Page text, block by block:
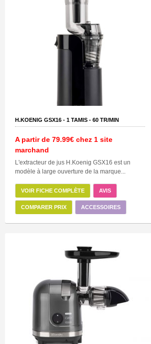
H.KOENIG GSX16 - 1 TAMIS - 60 TR/MIN
A partir de 79.99€ chez 1 site
marchand
L'extracteur de jus H.Koenig GSX16 est un
modèle à large ouverture de la marque...
VOIR FICHE COMPLÈTE AVIS
COMPARER PRIX ACCESSOIRES